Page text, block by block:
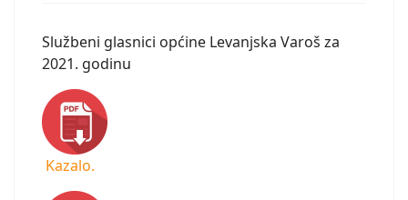
Službeni glasnici općine Levanjska Varoš za
2021. godinu
Kazalo.